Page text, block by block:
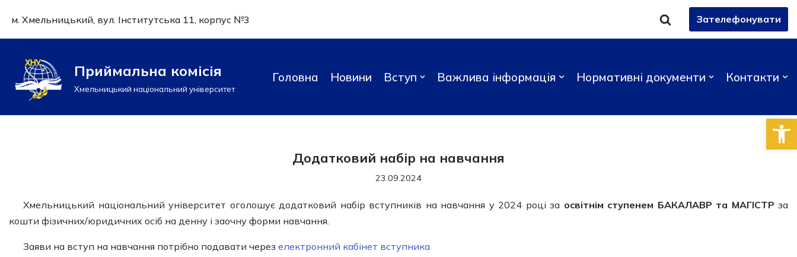
вмісту
м. Хмельницький, вул. Інститутська 11, корпус №3 Зателефонувати
Приймальна комісія
Хмельницький національний університет
Головна Новини Вступ Важлива інформація Нормативні документи Контакти
Додатковий набір на навчання
23.09.2024
Хмельницький національний університет оголошує додатковий набір вступників на навчання у 2024 році за освітнім ступенем БАКАЛАВР та МАГІСТР за
кошти фізичних/юридичних осіб на денну і заочну форми навчання.
Заяви на вступ на навчання потрібно подавати через електронний кабінет вступника